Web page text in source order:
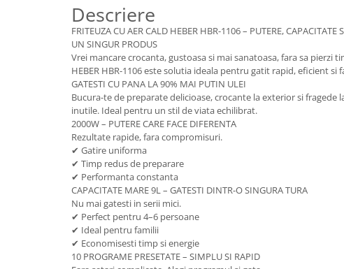
Motocultoare
Produse uz casnic
Seminee electrice
Convectoare si aeroterme electrice
Descriere
FRITEUZA CU AER CALD HEBER HBR-1106 – PUTERE, CAPACITATE
UN SINGUR PRODUS
Vrei mancare crocanta, gustoasa si mai sanatoasa, fara sa pierzi
HEBER HBR-1106 este solutia ideala pentru gatit rapid, eficient si
GATESTI CU PANA LA 90% MAI PUTIN ULEI
Bucura-te de preparate delicioase, crocante la exterior si fragede
inutile. Ideal pentru un stil de viata echilibrat.
2000W – PUTERE CARE FACE DIFERENTA
Rezultate rapide, fara compromisuri.
✔ Gatire uniforma
✔ Timp redus de preparare
✔ Performanta constanta
CAPACITATE MARE 9L – GATESTI DINTR-O SINGURA TURA
Nu mai gatesti in serii mici.
✔ Perfect pentru 4–6 persoane
✔ Ideal pentru familii
✔ Economisesti timp si energie
10 PROGRAME PRESETATE – SIMPLU SI RAPID